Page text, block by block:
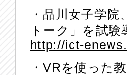
・品川女子学
トーク」を試験
http://ict-
・VRを使った